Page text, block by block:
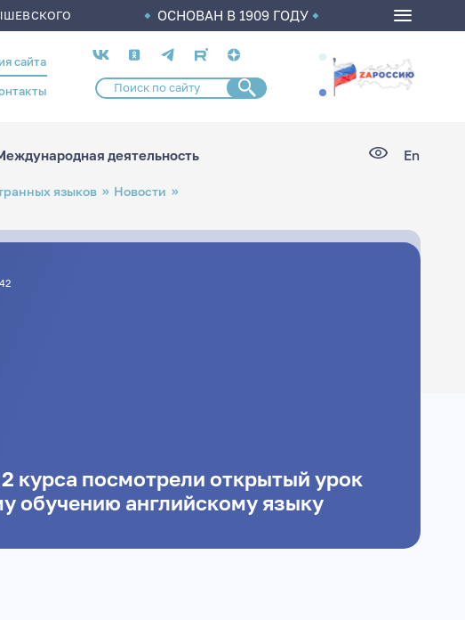
ОСНОВАН В 1909 ГОДУ
сайта
Социальные
сети
деятельность En
языков
Новости
курса посмотрели открытый урок
обучению английскому языку